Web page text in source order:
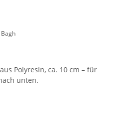
Polyresin, ca. 10 cm – für
unten.